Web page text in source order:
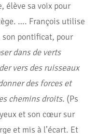
élève sa voix pour
…. François utilise
son pontificat, pour
dans de verts
vers des ruisseaux
des forces et
chemins droits. (Ps
et son cœur sur
et mis à l’écart. Et